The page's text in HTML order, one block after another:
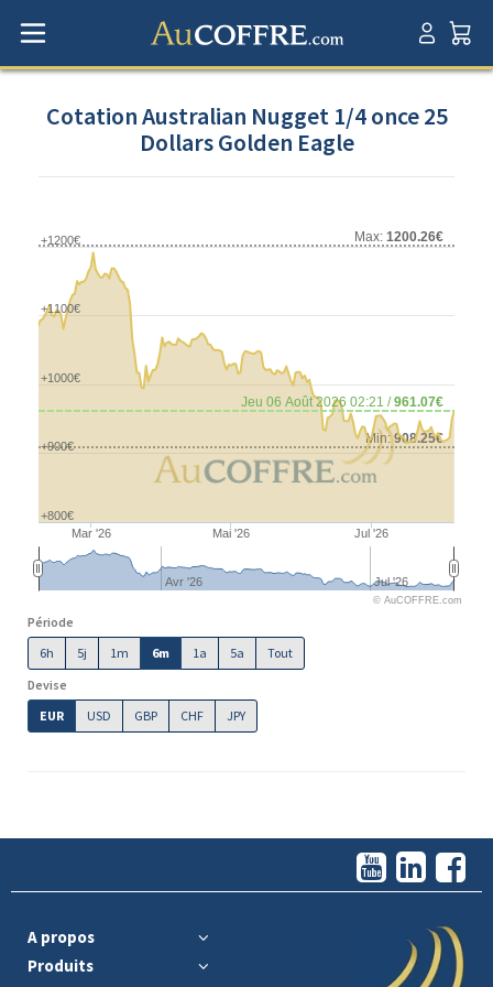
Cotation Australian Nugget 1/4 once 25
Dollars Golden Eagle
Min:908.25€
Max: 1200.26€
Jeu 06 Août 2026 02:21 /961.07€
Mar '26 Mai '26 Jul '26
Avr '26 Jul '26
+900€
+1000€
+1100€
+1200€
+800€
© AuCOFFRE.com
Période
6h
5j 1m 6m 1a 5a
Tout
Devise
EUR
USD GBP CHF JPY
A propos
Produits